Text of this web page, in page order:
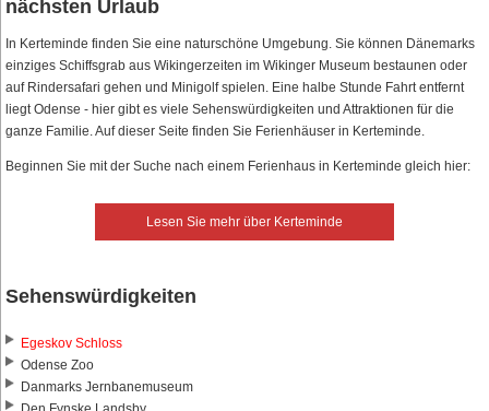
nächsten Urlaub
In Kerteminde finden Sie eine naturschöne Umgebung. Sie können Dänemarks
einziges Schiffsgrab aus Wikingerzeiten im Wikinger Museum bestaunen oder
auf Rindersafari gehen und Minigolf spielen. Eine halbe Stunde Fahrt entfernt
liegt Odense - hier gibt es viele Sehenswürdigkeiten und Attraktionen für die
ganze Familie. Auf dieser Seite finden Sie Ferienhäuser in Kerteminde.
Beginnen Sie mit der Suche nach einem Ferienhaus in Kerteminde gleich hier:
Lesen Sie mehr über Kerteminde
Sehenswürdigkeiten
Egeskov Schloss
Odense Zoo
Danmarks Jernbanemuseum